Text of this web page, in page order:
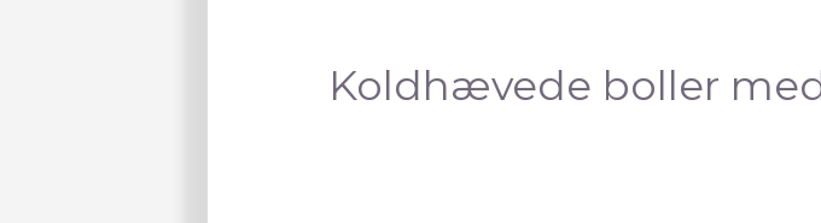
Koldhævede boller